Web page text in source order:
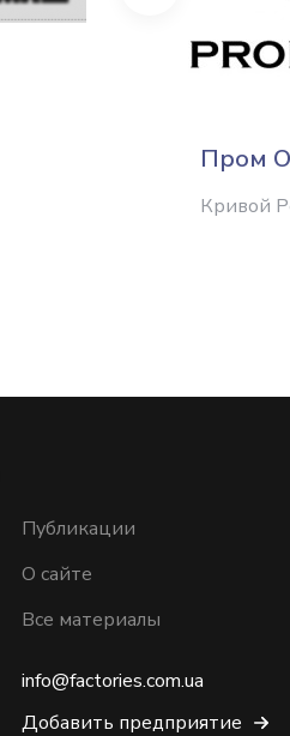
Пром
Кривой
Публикации
О сайте
Все материалы
info@factories.com.ua
Добавить предприятие